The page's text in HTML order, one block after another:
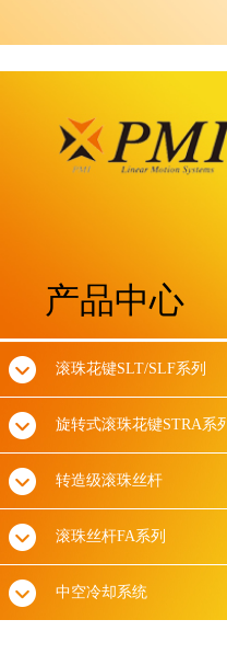
产品中心
滚珠花键SLT/SLF系列
旋转式滚珠花键STRA系
转造级滚珠丝杆
滚珠丝杆FA系列
中空冷却系统